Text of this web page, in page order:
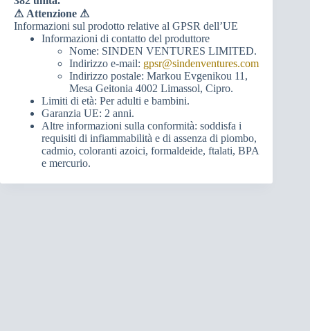
⚠ Attenzione ⚠
Informazioni sul prodotto relative al GPSR dell’UE
Informazioni di contatto del produttore
Nome: SINDEN VENTURES LIMITED.
Indirizzo e-mail: gpsr@sindenventures.com
Indirizzo postale: Markou Evgenikou 11,
Mesa Geitonia 4002 Limassol, Cipro.
Limiti di età: Per adulti e bambini.
Garanzia UE: 2 anni.
Altre informazioni sulla conformità: soddisfa i
requisiti di infiammabilità e di assenza di piombo,
cadmio, coloranti azoici, formaldeide, ftalati, BPA
e mercurio.